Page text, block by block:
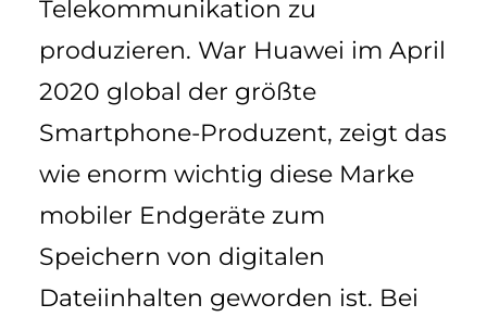
Telekommunikation zu
produzieren. War Huawei im April
2020 global der größte
Smartphone-Produzent, zeigt das
wie enorm wichtig diese Marke
mobiler Endgeräte zum
Speichern von digitalen
Dateiinhalten geworden ist. Bei